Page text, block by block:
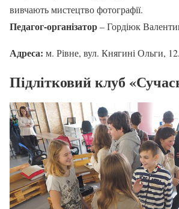
вивчають мистецтво фотографії.
Педагог-організатор– Гордіюк
Адреса: м. Рівне, вул. Княгині Ольги, 12.
Підлітковий клуб